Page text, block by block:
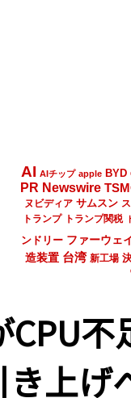
AI AIチップ apple BYD
PR Newswire
ヌビディア サムスン
トランプ
トランプ関税
ンドリー ファーウェ
造装置 台湾 新工場
上げ